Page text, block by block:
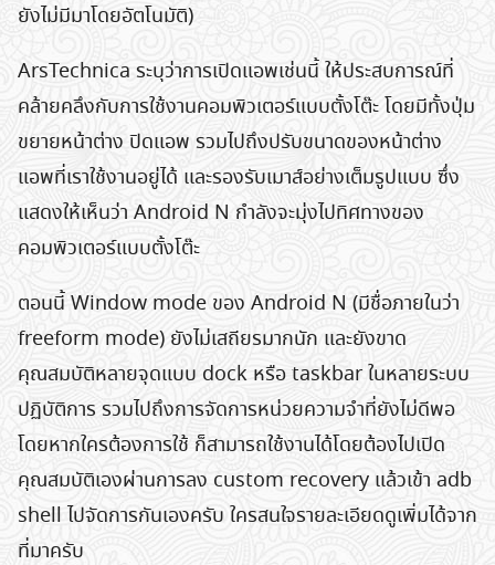
ยังไม่มีมาโดยอัตโนมัติ)
ArsTechnica ระบุว่าการเปิดแอพเช่นนี้ ให้ประสบการณ์ที่
คล้ายคลึงกับการใช้งานคอมพิวเตอร์แบบตั้งโต๊ะ โดยมีทั้งปุ่ม
ขยายหน้าต่าง ปิดแอพ รวมไปถึงปรับขนาดของหน้าต่าง
แอพที่เราใช้งานอยู่ได้ และรองรับเมาส์อย่างเต็มรูปแบบ ซึ่ง
แสดงให้เห็นว่า Android N กำลังจะมุ่งไปทิศทางของ
คอมพิวเตอร์แบบตั้งโต๊ะ
ตอนนี้ Window mode ของ Android N (มีชื่อภายในว่า
freeform mode) ยังไม่เสถียรมากนัก และยังขาด
คุณสมบัติหลายจุดแบบ dock หรือ taskbar ในหลายระบบ
ปฏิบัติการ รวมไปถึงการจัดการหน่วยความจำที่ยังไม่ดีพอ
โดยหากใครต้องการใช้ ก็สามารถใช้งานได้โดยต้องไปเปิด
คุณสมบัติเองผ่านการลง custom recovery แล้วเข้า adb
shell ไปจัดการกันเองครับ ใครสนใจรายละเอียดดูเพิ่มได้จาก
ที่มาครับ